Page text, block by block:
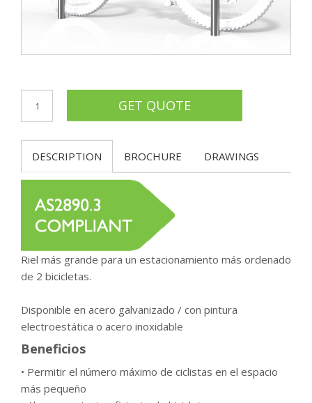
DESCRIPTION BROCHURE DRAWINGS
Riel más grande para un estacionamiento más ordenado
de 2 bicicletas.
Disponible en acero galvanizado / con pintura
electroestática o acero inoxidable
Beneficios
• Permitir el número máximo de ciclistas en el espacio
más pequeño